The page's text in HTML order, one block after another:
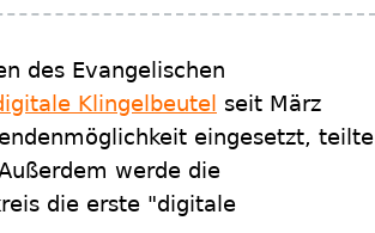
des Evangelischen
Klingelbeutel seit März
eingesetzt, teilte
werde die
die erste "digitale